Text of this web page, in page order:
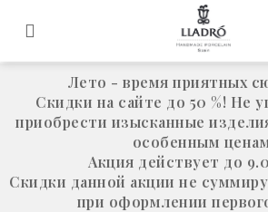
Лето - время приятных
Скидки на сайте до 50 %! Не
приобрести изысканные
особенным
Акция действует до
Скидки данной акции не
при оформлении